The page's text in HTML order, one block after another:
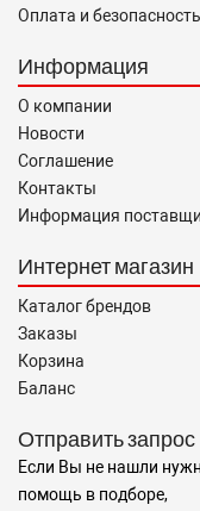
Оплата и безопасность
Информация
О компании
Новости
Соглашение
Контакты
Информация
Интернет магазин
Каталог брендов
Заказы
Корзина
Баланс
Отправить запрос
Если Вы не нашли
помощь в подборе,